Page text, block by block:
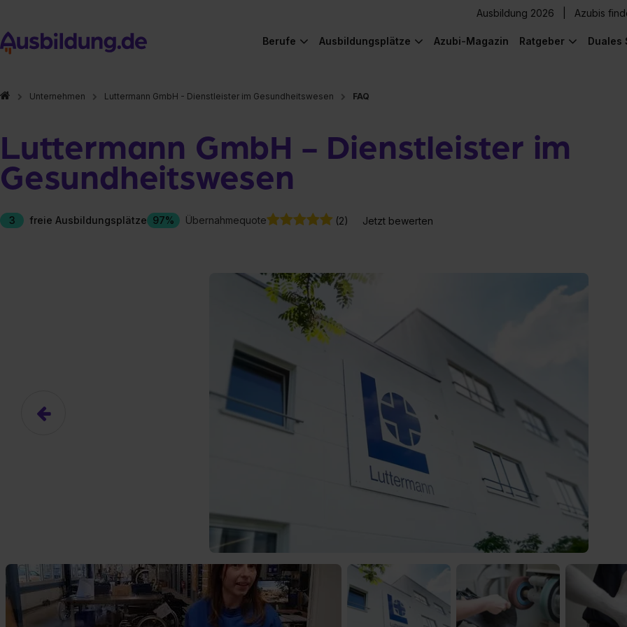
Ausbildung 2026 Azubis
Berufe Ausbildungsplätze Azubi-Magazin Ratgeber Duales
Unternehmen Luttermann GmbH - Dienstleister im Gesundheitswesen FAQ
Luttermann GmbH - Dienstleister im
Gesundheitswesen
3 freie Ausbildungsplätze 97% Übernahmequote (2) Jetzt bewerten
Hier gibt es (eigentlich) was Cooles zu sehen!
Das hier ist ein Platzhalter für Video-Content von YouTube. Neugierig? Dann schalte die Inhalte jetzt
Ja, ich erlaube die externen Inhalte von YouTube.
Ich bin damit einverstanden, dass mir die externen Inhalte angezeigt werden. Personenbezogene Daten
an Drittplattformen übermittelt werden. Mehr Infos gibt es in der
Datenschutzerklärung.